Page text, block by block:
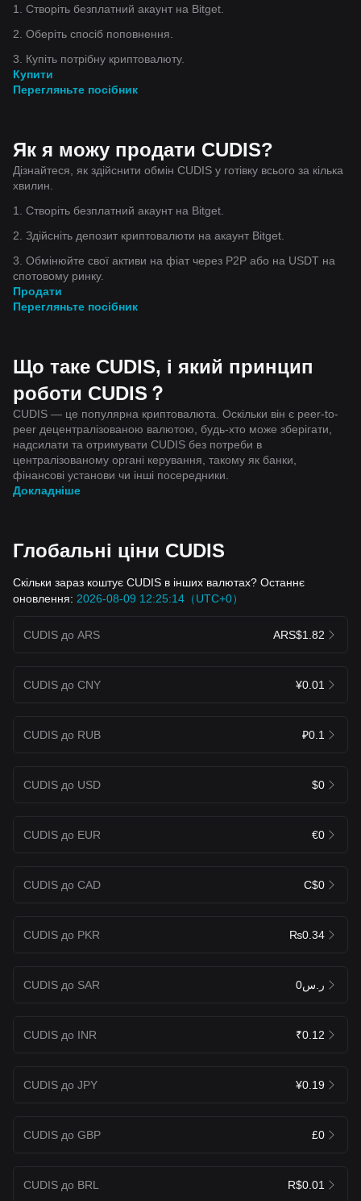
1. Створіть безплатний акаунт на Bitget.
2. Оберіть спосіб поповнення.
3. Купіть потрібну криптовалюту.
Купити
Перегляньте посібник
Як я можу продати CUDIS?
Дізнайтеся, як здійснити обмін CUDIS у готівку всього за кілька
хвилин.
1. Створіть безплатний акаунт на Bitget.
2. Здійсніть депозит криптовалюти на акаунт Bitget.
3. Обмінюйте свої активи на фіат через P2P або на USDT на
спотовому ринку.
Продати
Перегляньте посібник
Що таке CUDIS, і який принцип
роботи CUDIS？
CUDIS — це популярна криптовалюта. Оскільки він є peer-to-
peer децентралізованою валютою, будь-хто може зберігати,
надсилати та отримувати CUDIS без потреби в
централізованому органі керування, такому як банки,
фінансові установи чи інші посередники.
Докладніше
Глобальні ціни CUDIS
Скільки зараз коштує CUDIS в інших валютах? Останнє
оновлення: 2026-08-09 12:25:14（UTC+0）
CUDIS до ARS ARS$1.82
CUDIS до CNY ¥0.01
CUDIS до RUB ₽0.1
CUDIS до USD $0
CUDIS до EUR €0
CUDIS до CAD C$0
CUDIS до PKR ₨0.34
CUDIS до SAR ر.س0
CUDIS до INR ₹0.12
CUDIS до JPY ¥0.19
CUDIS до GBP £0
CUDIS до BRL R$0.01